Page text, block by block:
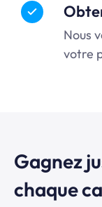
Nous
votre
Gagnez
chaque